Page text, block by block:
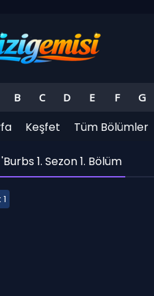
B C D E F G
Keşfet Tüm Bölümler
1. Sezon 1. Bölüm